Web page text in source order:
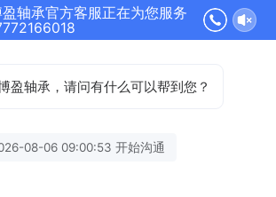
盈轴承官方客服正在为您服务
盈轴承，请问有什么可以帮到您？
08-06 09:00:53 开始沟通